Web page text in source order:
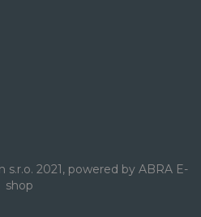
2021, powered by ABRA E-
shop